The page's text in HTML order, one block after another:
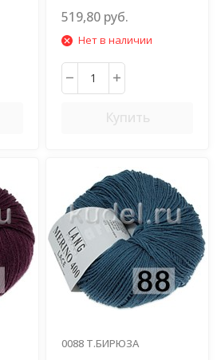
519,80 руб.
Нет в наличии
Купить
0088 Т.БИРЮЗА